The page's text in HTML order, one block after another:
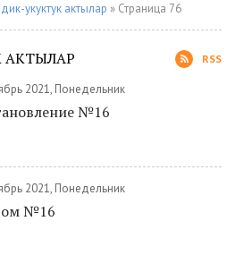
укуктук актылар » Страница 76
АКТЫЛАР RSS
2021, Понедельник
№16
2021, Понедельник
№16